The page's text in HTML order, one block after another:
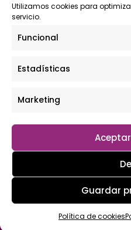
Utilizamos cookies para
servicio.
Funcional
Estadísticas
Marketing
Guardar
Política de cookies
Copyright ©